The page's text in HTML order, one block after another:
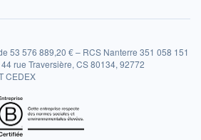
53 576 889,20 € – RCS Nanterre 351 058 151
rue Traversière, CS 80134, 92772
CEDEX